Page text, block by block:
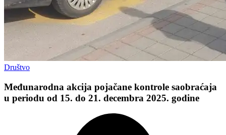
Društvo
Međunarodna akcija pojačane kontrole saobraćaja
u periodu od 15. do 21. decembra 2025. godine